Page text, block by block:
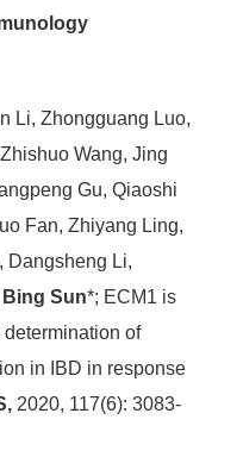
Li, Zhongguang Luo,
Wang, Jing
Gu, Qiaoshi
Fan, Zhiyang Ling,
Dangsheng Li,
Bing Sun*; ECM1 is
of
in IBD in response
2020, 117(6): 3083-